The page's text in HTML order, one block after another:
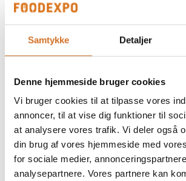
Samtykke Detaljer
Denne hjemmeside bruger cookies
Vi bruger cookies til at tilpasse vores
annoncer, til at vise dig funktioner til
at analysere vores trafik. Vi deler også
din brug af vores hjemmeside med
for sociale medier,
analysepartnere. Vores partnere kan